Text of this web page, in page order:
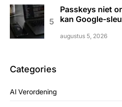
Passkeys niet
kan Google-
augustus 5, 2026
Categories
AI Verordening